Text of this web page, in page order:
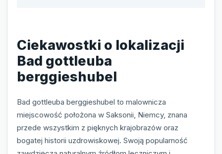
Ciekawostki o lokalizacji
Bad gottleuba
berggieshubel
Bad gottleuba berggieshubel to malownicza
miejscowość położona w Saksonii, Niemcy, znana
przede wszystkim z pięknych krajobrazów oraz
bogatej historii uzdrowiskowej. Swoją popularność